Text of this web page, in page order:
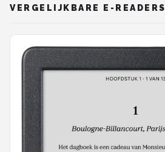
VERGELIJKBARE E-READERS